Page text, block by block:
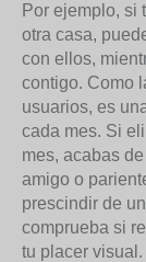
Por ejemplo, si
otra casa,
con ellos,
contigo. Como
usuarios, es
cada mes. Si
mes, acabas
amigo o
prescindir de
comprueba si
tu placer